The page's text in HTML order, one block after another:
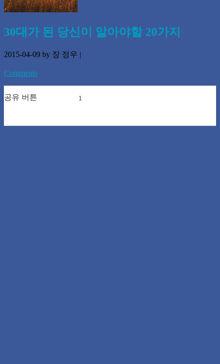
30대가 된 당신이 알아야할 20가지
2015-04-09 by 장 정우 |
Comments
공유 버튼 1